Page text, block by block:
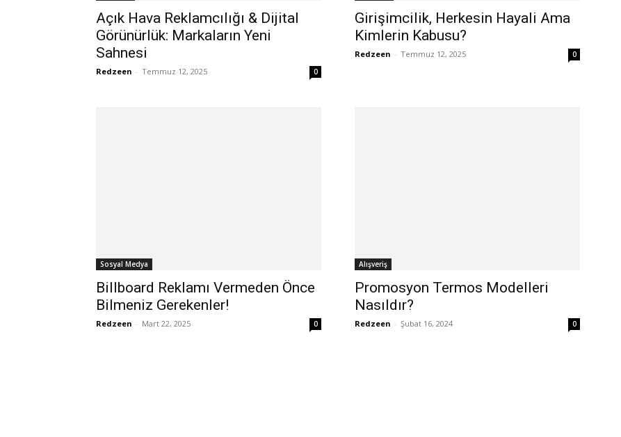
Açık Hava Reklamcılığı & Dijital
Görünürlük: Markaların Yeni
Sahnesi
Redzeen - Temmuz 12, 2025 0
Girişimcilik, Herkesin Hayali Ama
Kimlerin Kabusu?
Redzeen - Temmuz 12, 2025 0
Sosyal Medya
Billboard Reklamı Vermeden Önce
Bilmeniz Gerekenler!
Redzeen - Mart 22, 2025 0
Alışveriş
Promosyon Termos Modelleri
Nasıldır?
Redzeen - Şubat 16, 2024 0